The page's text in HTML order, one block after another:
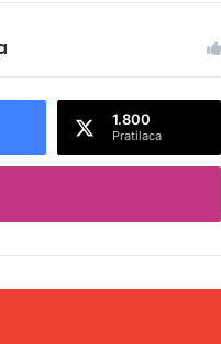
1.800
Pratilaca